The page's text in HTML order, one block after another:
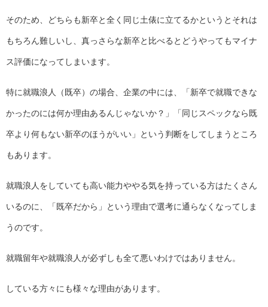
そのため、どちらも新卒と全く同じ土俵に立てるかというとそれは
もちろん難しいし、真っさらな新卒と比べるとどうやってもマイナ
ス評価になってしまいます。
特に就職浪人（既卒）の場合、企業の中には、「新卒で就職できな
かったのには何か理由あるんじゃないか？」「同じスペックなら既
卒より何もない新卒のほうがいい」という判断をしてしまうところ
もあります。
就職浪人をしていても高い能力ややる気を持っている方はたくさん
いるのに、「既卒だから」という理由で選考に通らなくなってしま
うのです。
就職留年や就職浪人が必ずしも全て悪いわけではありません。
している方々にも様々な理由があります。